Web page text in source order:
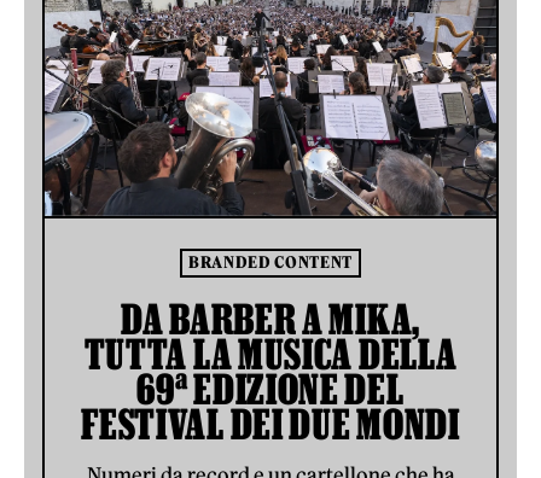
BRANDED CONTENT
DA BARBER A MIKA,
TUTTA LA MUSICA DELLA
69ª EDIZIONE DEL
FESTIVAL DEI DUE MONDI